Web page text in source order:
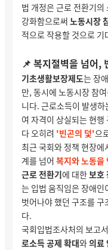
법 개정은 근로 전환기
강화함으로써 노동시장
적으로 작용할 것으로 기
📌 복지절벽을 넘어,
기초생활보장제도는 장
만, 동시에 노동시장 참
니다. 근로소득이 발생
여 자격이 상실되는 현
다 오히려 '빈곤의 덫'으
최근 국회와 정책 현장에
계를 넘어 복지와 노동을
근로 전환기에 대한보호
는 입법 움직임은 장애인
벗어나야 했던 구조를
다.
국회입법조사처의 보고
로소득 공제 확대와의료